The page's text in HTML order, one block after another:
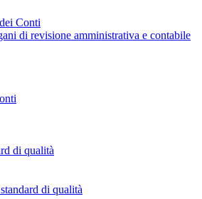
Conti
di revisione amministrativa e contabile
di qualità
di qualità